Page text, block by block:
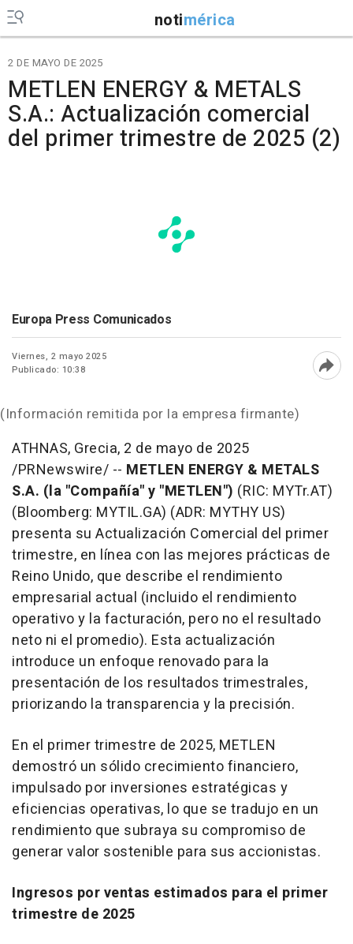
notimérica
2 DE MAYO DE 2025
METLEN ENERGY & METALS
S.A.: Actualización comercial
del primer trimestre de 2025 (2)
Europa Press Comunicados
Viernes, 2 mayo 2025
Publicado: 10:38
(Información remitida por la empresa firmante)
ATHNAS, Grecia, 2 de mayo de 2025
/PRNewswire/ -- METLEN ENERGY & METALS
S.A. (la "Compañía" y "METLEN") (RIC: MYTr.AT)
(Bloomberg: MYTIL.GA) (ADR: MYTHY US)
presenta su Actualización Comercial del primer
trimestre, en línea con las mejores prácticas de
Reino Unido, que describe el rendimiento
empresarial actual (incluido el rendimiento
operativo y la facturación, pero no el resultado
neto ni el promedio). Esta actualización
introduce un enfoque renovado para la
presentación de los resultados trimestrales,
priorizando la transparencia y la precisión.
En el primer trimestre de 2025, METLEN
demostró un sólido crecimiento financiero,
impulsado por inversiones estratégicas y
eficiencias operativas, lo que se tradujo en un
rendimiento que subraya su compromiso de
generar valor sostenible para sus accionistas.
Ingresos por ventas estimados para el primer
trimestre de 2025